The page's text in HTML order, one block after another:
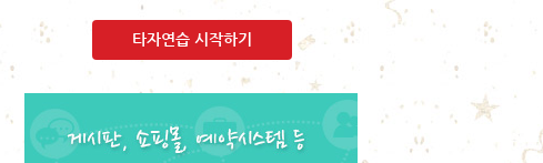
타자연습 시작하기